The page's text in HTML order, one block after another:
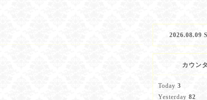
2026.08.09
カウン
Today 3
Yesterday 82